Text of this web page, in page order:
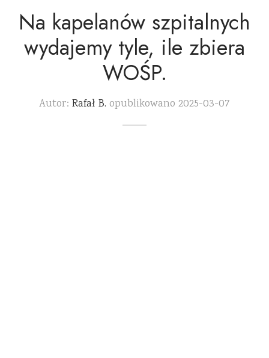
Na kapelanów szpitalnych
wydajemy tyle, ile zbiera
WOŚP.
Autor: Rafał B. opublikowano 2025-03-07